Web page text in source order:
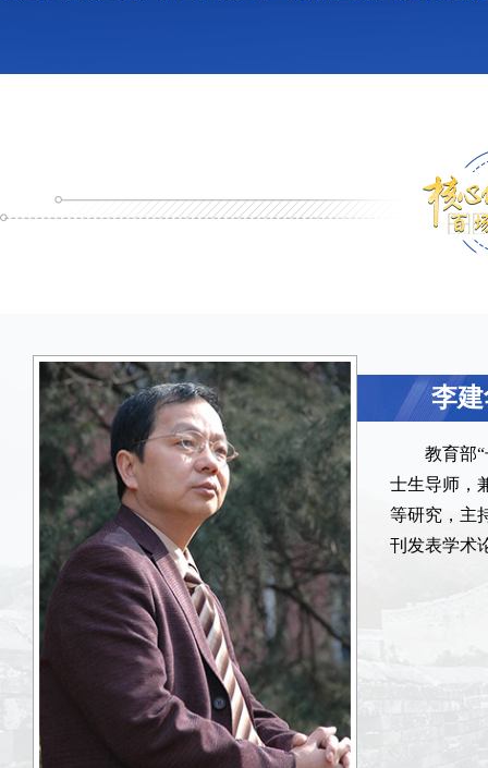
李
教育部
士生导师，
等研究，主
刊发表学术